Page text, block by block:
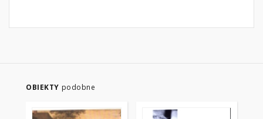
OBIEKTY podobne